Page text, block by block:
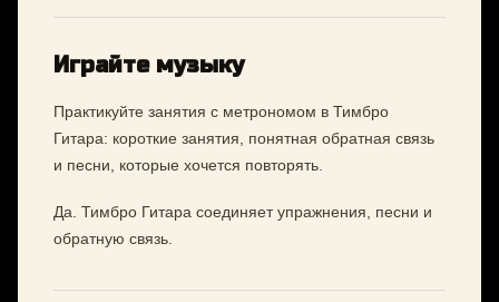
Играйте музыку
Практикуйте занятия с метрономом в Тимбро
Гитара: короткие занятия, понятная обратная связь
и песни, которые хочется повторять.
Да. Тимбро Гитара соединяет упражнения, песни и
обратную связь.